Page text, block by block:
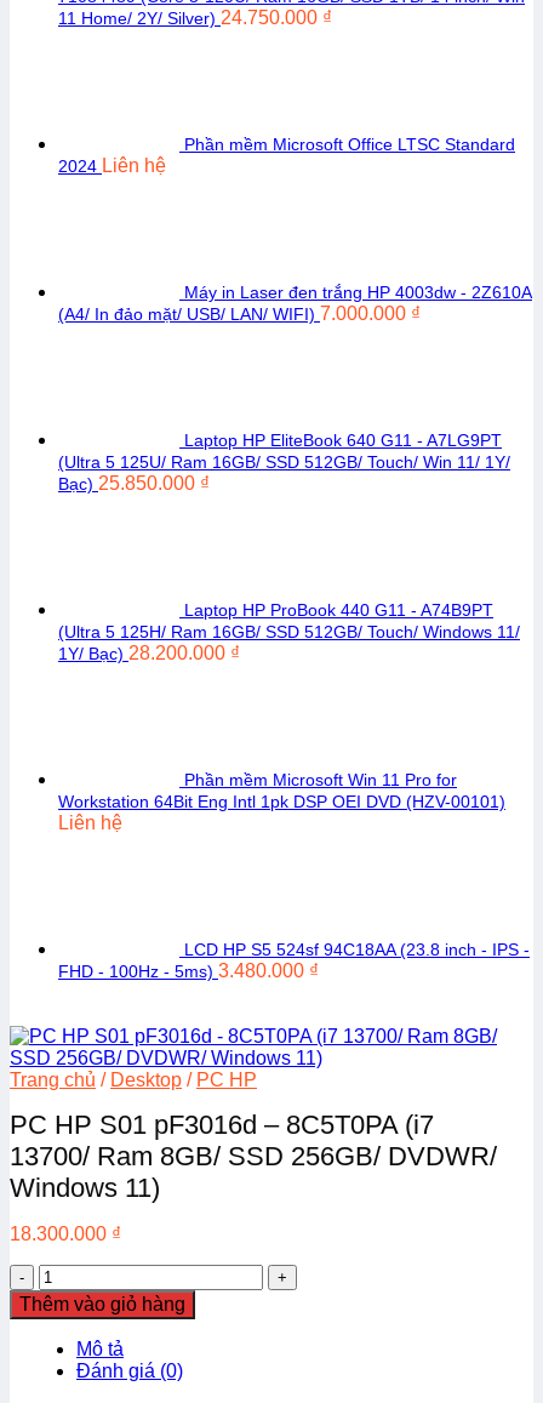
11 Home/ 2Y/ Silver) 24.750.000 ₫
Phần mềm Microsoft Office LTSC Standard
2024 Liên hệ
Máy in Laser đen trắng HP 4003dw - 2Z610A
(A4/ In đảo mặt/ USB/ LAN/ WIFI) 7.000.000 ₫
Laptop HP EliteBook 640 G11 - A7LG9PT
(Ultra 5 125U/ Ram 16GB/ SSD 512GB/ Touch/ Win 11/ 1Y/
Bạc) 25.850.000 ₫
Laptop HP ProBook 440 G11 - A74B9PT
(Ultra 5 125H/ Ram 16GB/ SSD 512GB/ Touch/ Windows 11/
1Y/ Bạc) 28.200.000 ₫
Phần mềm Microsoft Win 11 Pro for
Workstation 64Bit Eng Intl 1pk DSP OEI DVD (HZV-00101)
Liên hệ
LCD HP S5 524sf 94C18AA (23.8 inch - IPS -
FHD - 100Hz - 5ms) 3.480.000 ₫
Trang chủ / Desktop / PC HP
PC HP S01 pF3016d – 8C5T0PA (i7
13700/ Ram 8GB/ SSD 256GB/ DVDWR/
Windows 11)
18.300.000 ₫
PC
HP
S01
pF3016d
8C5T0PA
Thêm vào giỏ hàng
Mô tả
Đánh giá (0)